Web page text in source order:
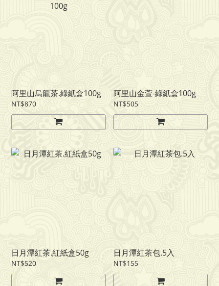
阿里山烏龍茶.綠紙盒100g
NT$870
阿里山金萱-綠紙盒100g
NT$505
日月潭紅茶.紅紙盒50g
NT$520
日月潭紅茶包.5入
NT$155